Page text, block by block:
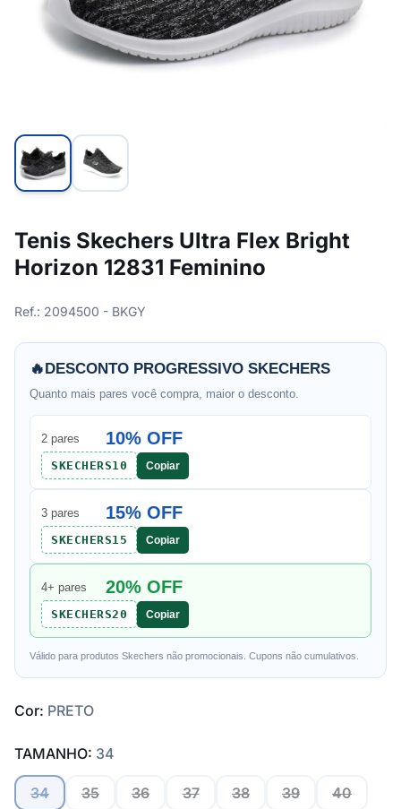
Tenis Skechers Ultra Flex Bright
Horizon 12831 Feminino
Ref.: 2094500 - BKGY
🔥DESCONTO PROGRESSIVO SKECHERS
Quanto mais pares você compra, maior o desconto.
2 pares 10% OFF
SKECHERS10 Copiar
3 pares 15% OFF
SKECHERS15 Copiar
4+ pares 20% OFF
SKECHERS20 Copiar
Válido para produtos Skechers não promocionais. Cupons não cumulativos.
Cor: PRETO
TAMANHO: 34
34 35 36 37 38 39 40